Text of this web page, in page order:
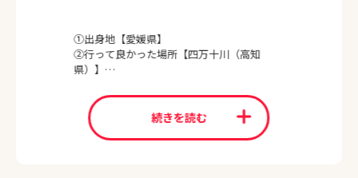
①出身地【愛媛県】
②行って良かった場所【四万十川（高知
県）】
④好きな幼年童話【さいごの恐竜ティラン】
⑤座右の銘【誰もが認める才能でも磨かざれ
ば光なし】
⑥阪急御影校は【全ての講師が1歳から6年生
続きを読む